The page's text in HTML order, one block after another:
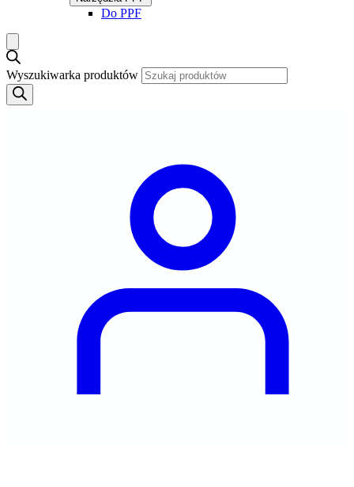
Do PPF
Wyszukiwarka produktów